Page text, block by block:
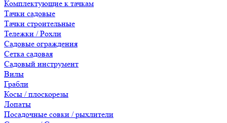
Комплектующие к тачкам
Тачки садовые
Тачки строительные
Тележки / Рохли
Садовые ограждения
Сетка садовая
Садовый инструмент
Вилы
Грабли
Косы / плоскорезы
Лопаты
Посадочные совки / рыхлители